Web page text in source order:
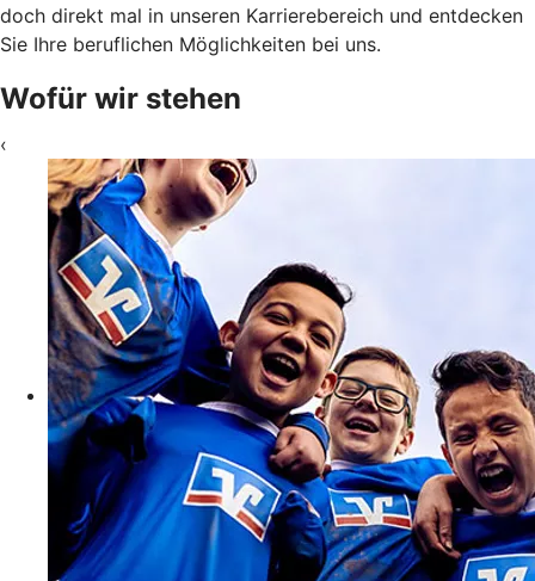
doch direkt mal in unseren Karrierebereich und entdecken
Sie Ihre beruflichen Möglichkeiten bei uns.
Wofür wir stehen
‹